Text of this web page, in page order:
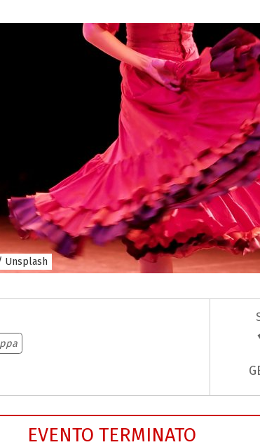
Unsplash
EVENTO TERMINATO